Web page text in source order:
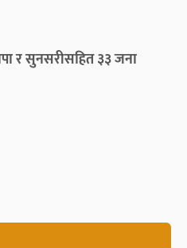
र सुनसरीसहित ३३ जना